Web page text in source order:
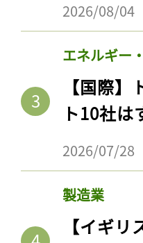
2026/08/04
エネルギー
【国際
ト10社は
2026/07/28
製造業
【イギ